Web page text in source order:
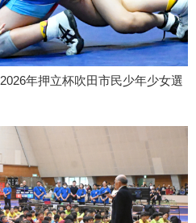
年押立杯吹田市民少年少女選